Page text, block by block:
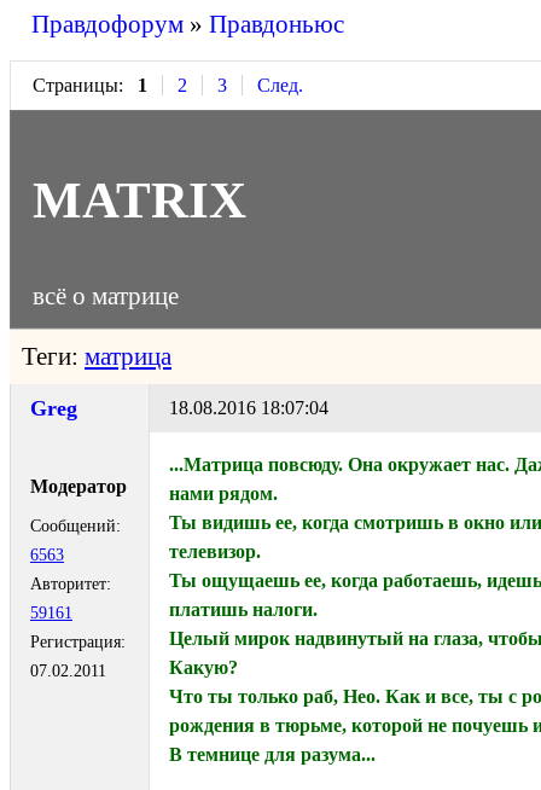
Правдофорум » Правдоньюс
Страницы: 1 2 3 След.
MATRIX
всё о матрице
Теги: матрица
Greg
Модератор
Сообщений:
6563
Авторитет:
59161
Регистрация:
07.02.2011
18.08.2016 18:07:04
...Матрица повсюду. Она окружает нас.
нами рядом.
Ты видишь ее, когда смотришь в окно
телевизор.
Ты ощущаешь ее, когда работаешь, идешь
платишь налоги.
Целый мирок надвинутый на глаза,
Какую?
Что ты только раб, Нео. Как и все, ты с
рождения в тюрьме, которой не почуешь
В темнице для разума...